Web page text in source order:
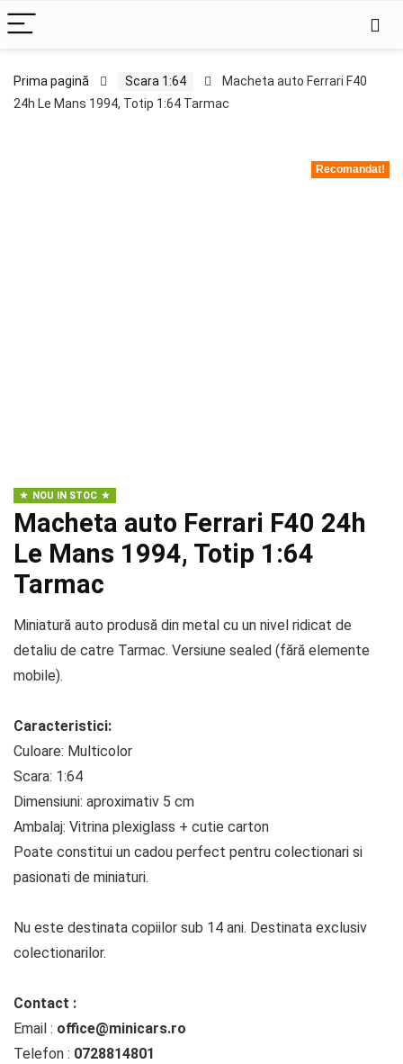
Prima pagină Scara 1:64
Macheta auto Ferrari F40
24h Le Mans 1994, Totip 1:64 Tarmac
Recomandat!
NOU IN STOC
Macheta auto Ferrari F40 24h
Le Mans 1994, Totip 1:64
Tarmac
Miniatură auto produsă din metal cu un nivel ridicat de
detaliu de catre Tarmac. Versiune sealed (fără elemente
mobile).
Caracteristici:
Culoare: Multicolor
Scara: 1:64
Dimensiuni: aproximativ 5 cm
Ambalaj: Vitrina plexiglass + cutie carton
Poate constitui un cadou perfect pentru colectionari si
pasionati de miniaturi.
Nu este destinata copiilor sub 14 ani. Destinata exclusiv
colectionarilor.
Contact :
Email : office@minicars.ro
Telefon : 0728814801